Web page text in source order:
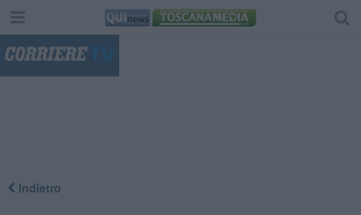
Indietro